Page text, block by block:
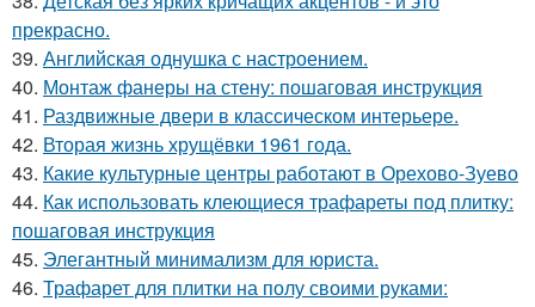
прекрасно.
39. Английская однушка с настроением.
40. Монтаж фанеры на стену: пошаговая инструкция
41. Раздвижные двери в классическом интерьере.
42. Вторая жизнь хрущёвки 1961 года.
43. Какие культурные центры работают в Орехово-Зуево
44. Как использовать клеющиеся трафареты под плитку:
пошаговая инструкция
45. Элегантный минимализм для юриста.
46. Трафарет для плитки на полу своими руками: